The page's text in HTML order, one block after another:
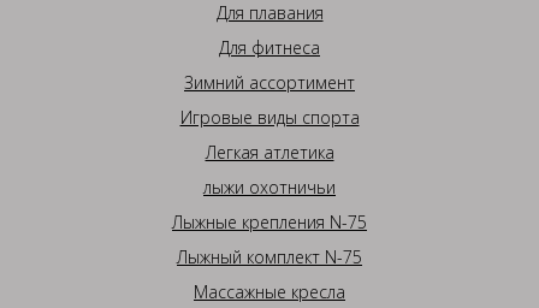
Для плавания
Для фитнеса
Зимний ассортимент
Игровые виды спорта
Легкая атлетика
лыжи охотничьи
Лыжные крепления N-75
Лыжный комплект N-75
Массажные кресла